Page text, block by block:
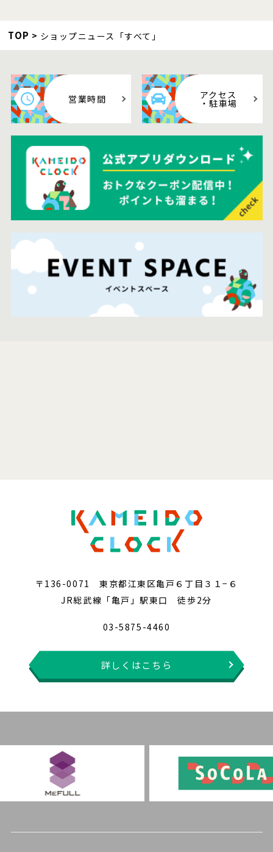
TOP ショップニュース「すべて」
営業時間 アクセス
・駐車場
〒136-0071 東京都江東区亀戸６丁目３１−６
JR総武線「亀戸」駅東口 徒歩2分
03-5875-4460
詳しくはこちら